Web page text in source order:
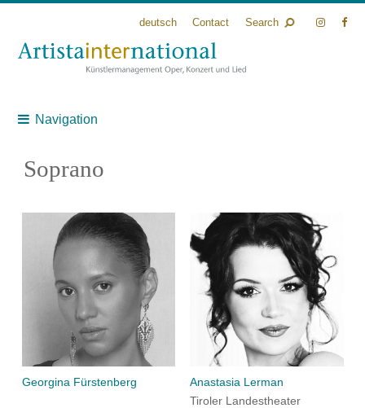
deutsch Contact Search
Navigation
Soprano
Georgina Fürstenberg
Anastasia Lerman
Tiroler Landestheater